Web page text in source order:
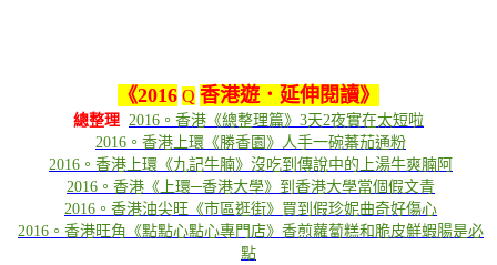
《2016 Q 香港遊．延伸閱讀》
總整理 2016。香港《總整理篇》3天2夜實在太短啦
2016。香港上環《勝香園》人手一碗蕃茄通粉
2016。香港上環《九記牛腩》沒吃到傳說中的上湯牛爽腩阿
2016。香港《上環─香港大學》到香港大學當個假文青
2016。香港油尖旺《市區逛街》買到假珍妮曲奇好傷心
2016。香港旺角《點點心點心專門店》香煎蘿蔔糕和脆皮鮮蝦腸是必
點